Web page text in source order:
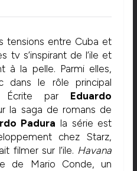
tensions entre Cuba et
tv s’inspirant de l’ile et
à la pelle. Parmi elles,
dans le rôle principal
Écrite par Eduardo
la saga de romans de
Padurala série est
chez Starz,
filmer sur l’ile. Havana
de Mario Conde, un